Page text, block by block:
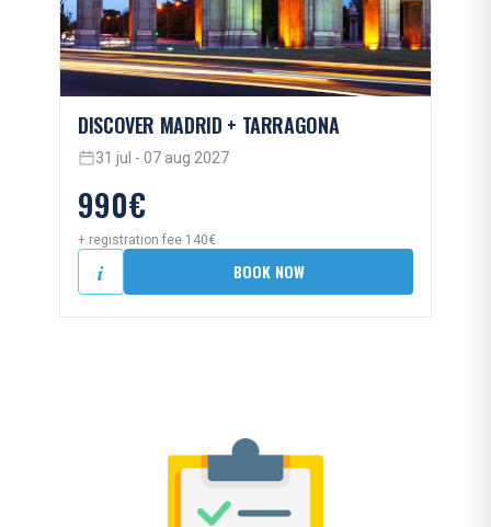
DISCOVER MADRID + TARRAGONA
31 jul - 07 aug 2027
990€
+ registration fee 140€
i BOOK NOW